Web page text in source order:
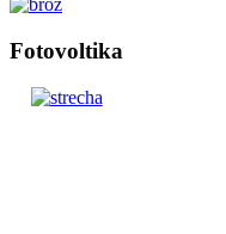
Fotovoltika